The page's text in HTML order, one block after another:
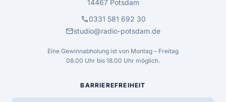
14467 Potsdam
call0331 581 692 30
mailstudio@radio-potsdam.de
Eine Gewinnabholung ist von Montag – Freitag
08.00 Uhr bis 18.00 Uhr möglich.
BARRIEREFREIHEIT